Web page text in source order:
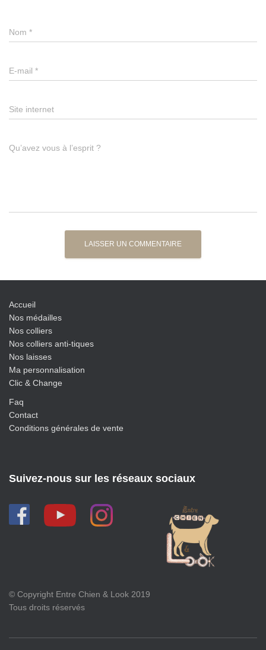
Nom *
E-mail *
Site internet
Qu’avez vous à l’esprit ?
Accueil
Nos médailles
Nos colliers
Nos colliers anti-tiques
Nos laisses
Ma personnalisation
Clic & Change
Faq
Contact
Conditions générales de vente
Suivez-nous sur les réseaux sociaux
© Copyright Entre Chien & Look 2019
Tous droits réservés